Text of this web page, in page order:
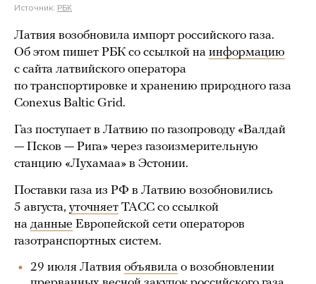
Источник: РБК
Латвия возобновила импорт российского газа.
Об этом пишет РБК со ссылкой на информацию
с сайта латвийского оператора
по транспортировке и хранению природного газа
Conexus Baltic Grid.
Газ поступает в Латвию по газопроводу «Валдай
— Псков — Рига» через газоизмерительную
станцию «Лухамаа» в Эстонии.
Поставки газа из РФ в Латвию возобновились
5 августа, уточняет ТАСС со ссылкой
на данные Европейской сети операторов
газотранспортных систем.
29 июля Латвия объявила о возобновлении